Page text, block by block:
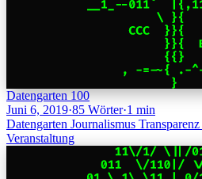
Datengarten 100
Juni 6, 2019·85 Wörter·1 min
Datengarten Journalismus Transparenz
Veranstaltung